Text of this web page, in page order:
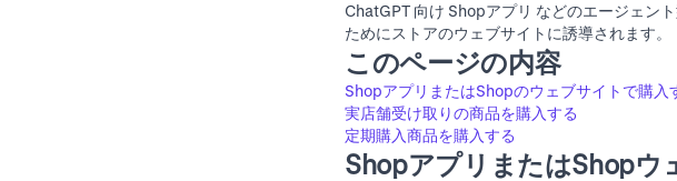
ChatGPT 向け Shopアプリ などのエージェン
ためにストアのウェブサイトに誘導されます。
このページの内容
ShopアプリまたはShopのウェブサイトで購入
実店舗受け取りの商品を購入する
定期購入商品を購入する
ShopアプリまたはShopウ